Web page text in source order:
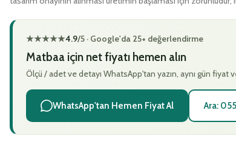
★★★★★4.9/5 · Google'da 25+ değerlendirme
Matbaa için net fiyatı hemen alın
Ölçü / adet ve detayı WhatsApp'tan yazın, aynı gün fiyat
WhatsApp'tan Hemen Fiyat Al Ara: